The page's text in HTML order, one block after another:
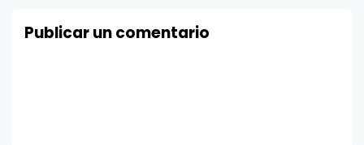
Publicar un comentario